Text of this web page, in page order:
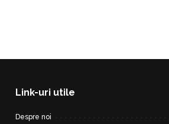
Link-uri utile
Despre noi